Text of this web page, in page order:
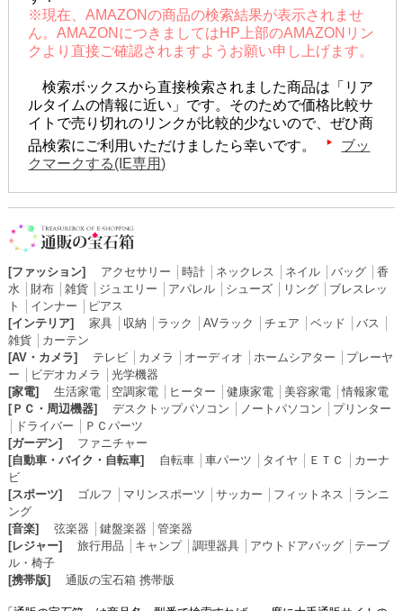
※現在、AMAZONの商品の検索結果が表示されませ
ん。AMAZONにつきましてはHP上部のAMAZONリン
クより直接ご確認されますようお願い申し上げます。
検索ボックスから直接検索されました商品は「リア
ルタイムの情報に近い」です。そのためで価格比較サ
イトで売り切れのリンクが比較的少ないので、ぜひ商
品検索にご利用いただけましたら幸いです。
ブッ
クマークする(IE専用)
[ファッション] アクセサリー 時計│ ネックレス ネイル│ バッグ│ 香
水
財布│ 雑貨│ ジュエリー アパレル│ シューズ│ リング│ ブレスレッ
ト
インナー
ピアス
[インテリア]
家具│ 収納 ラック AVラック チェア ベッド バス
雑貨│ カーテン
[AV・カメラ]
テレビ│ カメラ オーディオ ホームシアター
プレーヤ
ー
ビデオカメラ
光学機器
[家電]
生活家電│ 空調家電│ ヒーター 健康家電│ 美容家電│情報家電
[ＰＣ・周辺機器]
デスクトップパソコン ノートパソコン
プリンター
ドライバー
ＰＣパーツ
[ガーデン]
ファニチャー
[自動車・バイク・自転車]
自転車│ 車パーツ タイヤ ＥＴＣ
カーナ
ビ
[スポーツ]
ゴルフ マリンスポーツ サッカー フィットネス
ランニ
ング
[音楽]
弦楽器 鍵盤楽器
管楽器
[レジャー]
旅行用品 キャンプ│ 調理器具│ アウトドアバッグ│ テーブ
ル・椅子
[携帯版]
通販の宝石箱 携帯版